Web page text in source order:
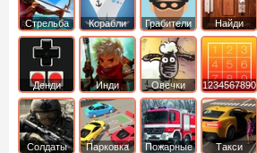
Cтрельба
из лука
Корабли Грабители
Найди
выход
Денди Инди
Овечки
идут домой
1234567890
Солдаты
Парковка
Пожарные
Такси